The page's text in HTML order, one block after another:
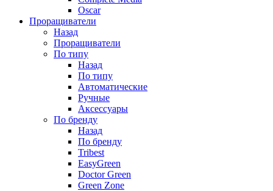
Oscar
Проращиватели
Назад
Проращиватели
По типу
Назад
По типу
Автоматические
Ручные
Аксессуары
По бренду
Назад
По бренду
Tribest
EasyGreen
Doctor Green
Green Zone